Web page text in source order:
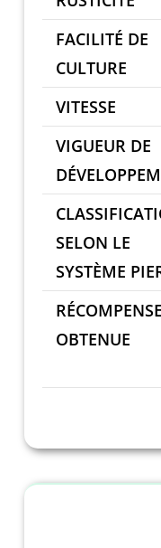
FACILITÉ DE
CULTURE
VITESSE
VIGUEUR DE
SELON LE
SYSTÈME
RÉCOMPENSE
OBTENUE